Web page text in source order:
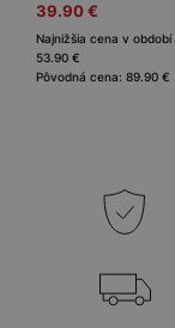
39.90 €
Najnižšia cena v období
53.90 €
Pôvodná cena: 89.90 €